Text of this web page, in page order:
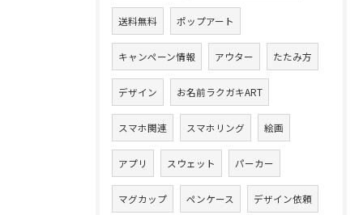
送料無料 ポップアート
キャンペーン情報 アウター たたみ方
デザイン お名前ラクガキART
スマホ関連 スマホリング 絵画
アプリ スウェット パーカー
マグカップ ペンケース デザイン依頼